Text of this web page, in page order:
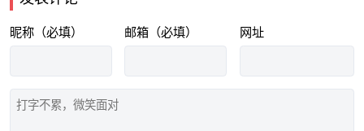
昵称（必填） 邮箱（必填） 网址